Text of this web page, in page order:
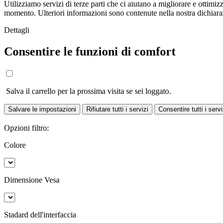
Utilizziamo servizi di terze parti che ci aiutano a migliorare e
momento. Ulteriori informazioni sono contenute nella nostra
Dettagli
Consentire le funzioni di comfort
Salva il carrello per la prossima visita se sei loggato.
Salvare le impostazioni Rifiutare tutti i servizi Consentire tutti i
Opzioni filtro:
Colore
Dimensione Vesa
Stadard dell'interfaccia